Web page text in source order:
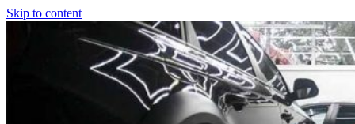
Skip to content